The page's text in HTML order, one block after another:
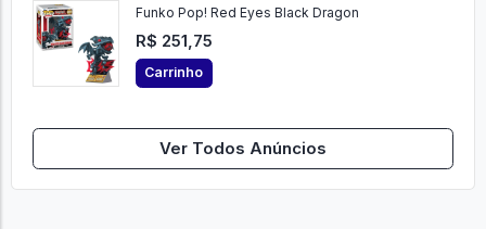
Funko Pop! Red Eyes Black Dragon
R$ 251,75
Carrinho
Ver Todos Anúncios